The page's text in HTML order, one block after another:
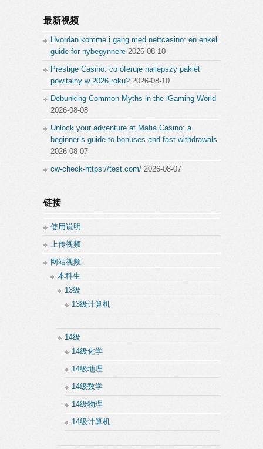
最新视频
Hvordan komme i gang med nettcasino: en enkel
guide for nybegynnere 2026-08-10
Prestige Casino: co oferuje najlepszy pakiet
powitalny w 2026 roku? 2026-08-10
Debunking Common Myths in the iGaming World
2026-08-08
Unlock your adventure at Mafia Casino: a
beginner’s guide to bonuses and fast withdrawals
2026-08-07
cw-check-https://test.com/ 2026-08-07
链接
使用说明
上传视频
网站视频
本科生
13级
13级计算机
14级
14级化学
14级地理
14级数学
14级物理
14级计算机